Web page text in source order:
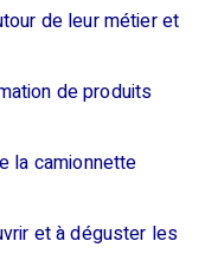
de leur métier et
de produits
la camionnette
et à déguster les